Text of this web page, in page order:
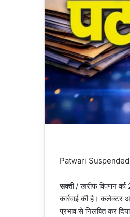
Patwari Suspended
सक्ती/ खरीफ विपणन
कार्रवाई की है। कलेक्टर
प्रभाव से निलंबित कर